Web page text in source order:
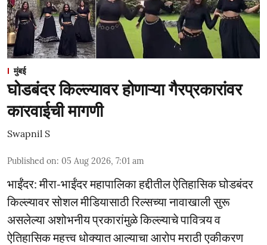
मुंबई
घोडबंदर किल्ल्यावर होणाऱ्या गैरप्रकारांवर
कारवाईची मागणी
Swapnil S
Published on: 05 Aug 2026, 7:01 am
भाईंंदर: मीरा-भाईंदर महापालिका हद्दीतील ऐतिहासिक घोडबंदर
किल्ल्यावर सोशल मीडियासाठी रिल्सच्या नावाखाली सुरू
असलेल्या अशोभनीय प्रकारांमुळे किल्ल्याचे पावित्र्य व
ऐतिहासिक महत्त्व धोक्यात आल्याचा आरोप मराठी एकीकरण